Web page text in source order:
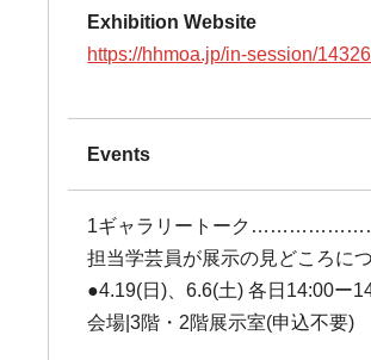
Exhibition Website
https://hhmoa.jp/in-session/
Events
1ギャラリートーク
担当学芸員が展示の見どころに
●4.19(日)、6.6(土) 各日14:00ー
会場|3階・2階展示室(申込不要)